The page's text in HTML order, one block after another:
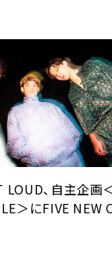
、自主企画
＞にFIVE NEW